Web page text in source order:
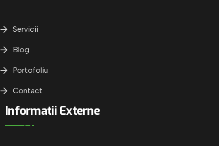
Servicii
Blog
Portofoliu
Contact
Informatii Externe